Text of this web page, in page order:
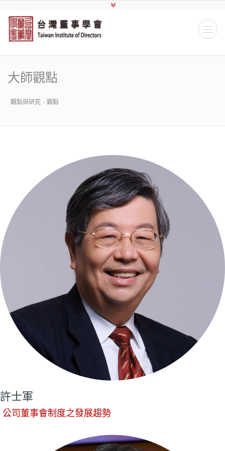
大師觀點
觀點與研究 觀點
許士軍
公司董事會制度之發展趨勢